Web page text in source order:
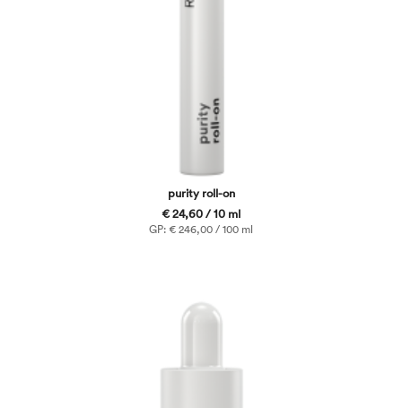
purity roll-on
€ 24,60 / 10 ml
GP: € 246,00 / 100 ml